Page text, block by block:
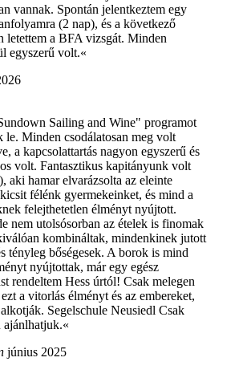
vannak. Spontán jelentkeztem egy
(2 nap), és a következő
letettem a BFA vizsgát. Minden
egyszerű volt.«
Sailing and Wine" programot
le. Minden csodálatosan meg volt
a kapcsolattartás nagyon egyszerű és
volt. Fantasztikus kapitányunk volt
aki hamar elvarázsolta az eleinte
félénk gyermekeinket, és mind a
felejthetetlen élményt nyújtott.
nem utolsósorban az ételek is finomak
kombináltak, mindenkinek jutott
tényleg bőségesek. A borok is mind
nyújtottak, már egy egész
rendeltem Hess úrtól! Csak melegen
a vitorlás élményt és az embereket,
Segelschule Neusiedl Csak
ajánlhatjuk.«
június 2025